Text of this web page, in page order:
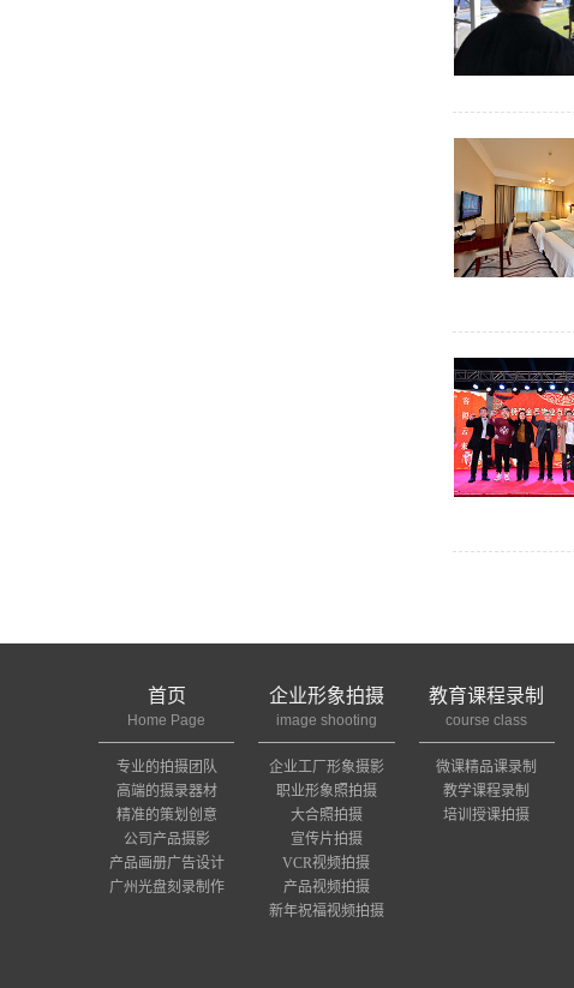
首页
Home Page
专业的拍摄团队
高端的摄录器材
精准的策划创意
公司产品摄影
产品画册广告设计
广州光盘刻录制作
企业形象拍摄
image shooting
企业工厂形象摄影
职业形象照拍摄
大合照拍摄
宣传片拍摄
VCR视频拍摄
产品视频拍摄
新年祝福视频拍摄
教育课程录制
course class
微课精品课录制
教学课程录制
培训授课拍摄